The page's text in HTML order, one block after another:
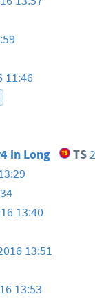
11:46
in Long TS
13:40
13:51
13:53